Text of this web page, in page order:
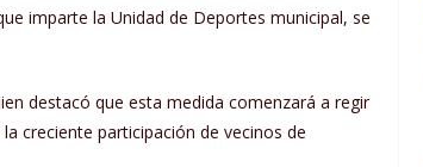
imparte la Unidad de Deportes municipal, se
destacó que esta medida comenzará a regir
creciente participación de vecinos de